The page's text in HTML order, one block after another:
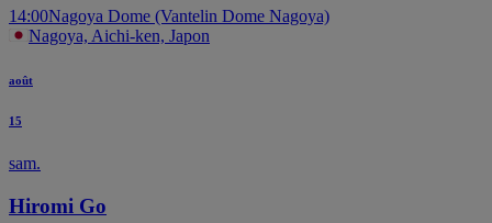
14:00Nagoya Dome (Vantelin Dome Nagoya)
Nagoya, Aichi-ken, Japon
août
15
sam.
Hiromi Go